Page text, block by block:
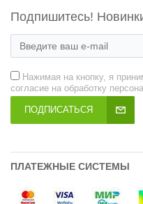
Подпишитесь!
Нажимая на кнопку, я
согласие на обработку
ПОДПИСАТЬСЯ
ПЛАТЕЖНЫЕ СИСТЕМЫ